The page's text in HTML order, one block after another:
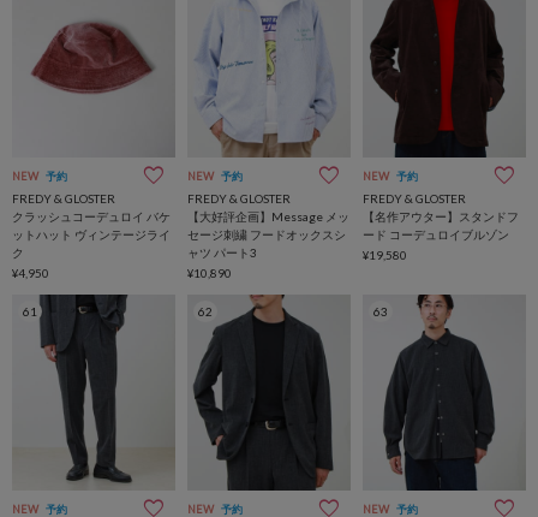
NEW 予約
FREDY & GLOSTER
クラッシュコーデュロイ バケ
ットハット ヴィンテージライ
ク
¥4,950
NEW 予約
FREDY & GLOSTER
【大好評企画】Message メッ
セージ刺繍 フードオックスシ
ャツ パート3
¥10,890
NEW 予約
FREDY & GLOSTER
【名作アウター】スタンドフ
ード コーデュロイブルゾン
¥19,580
61
NEW 予約
62
NEW 予約
63
NEW 予約